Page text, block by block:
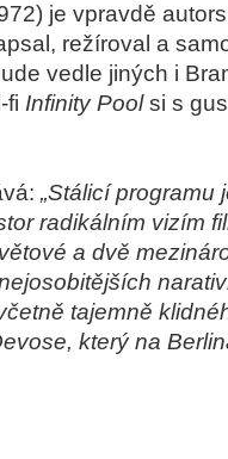
je vpravdě
režíroval a
vedle jiných i
fi Infinity Poolsi s
„Stálicí programu
radikálním vizím
a dvě
tajemně
který na